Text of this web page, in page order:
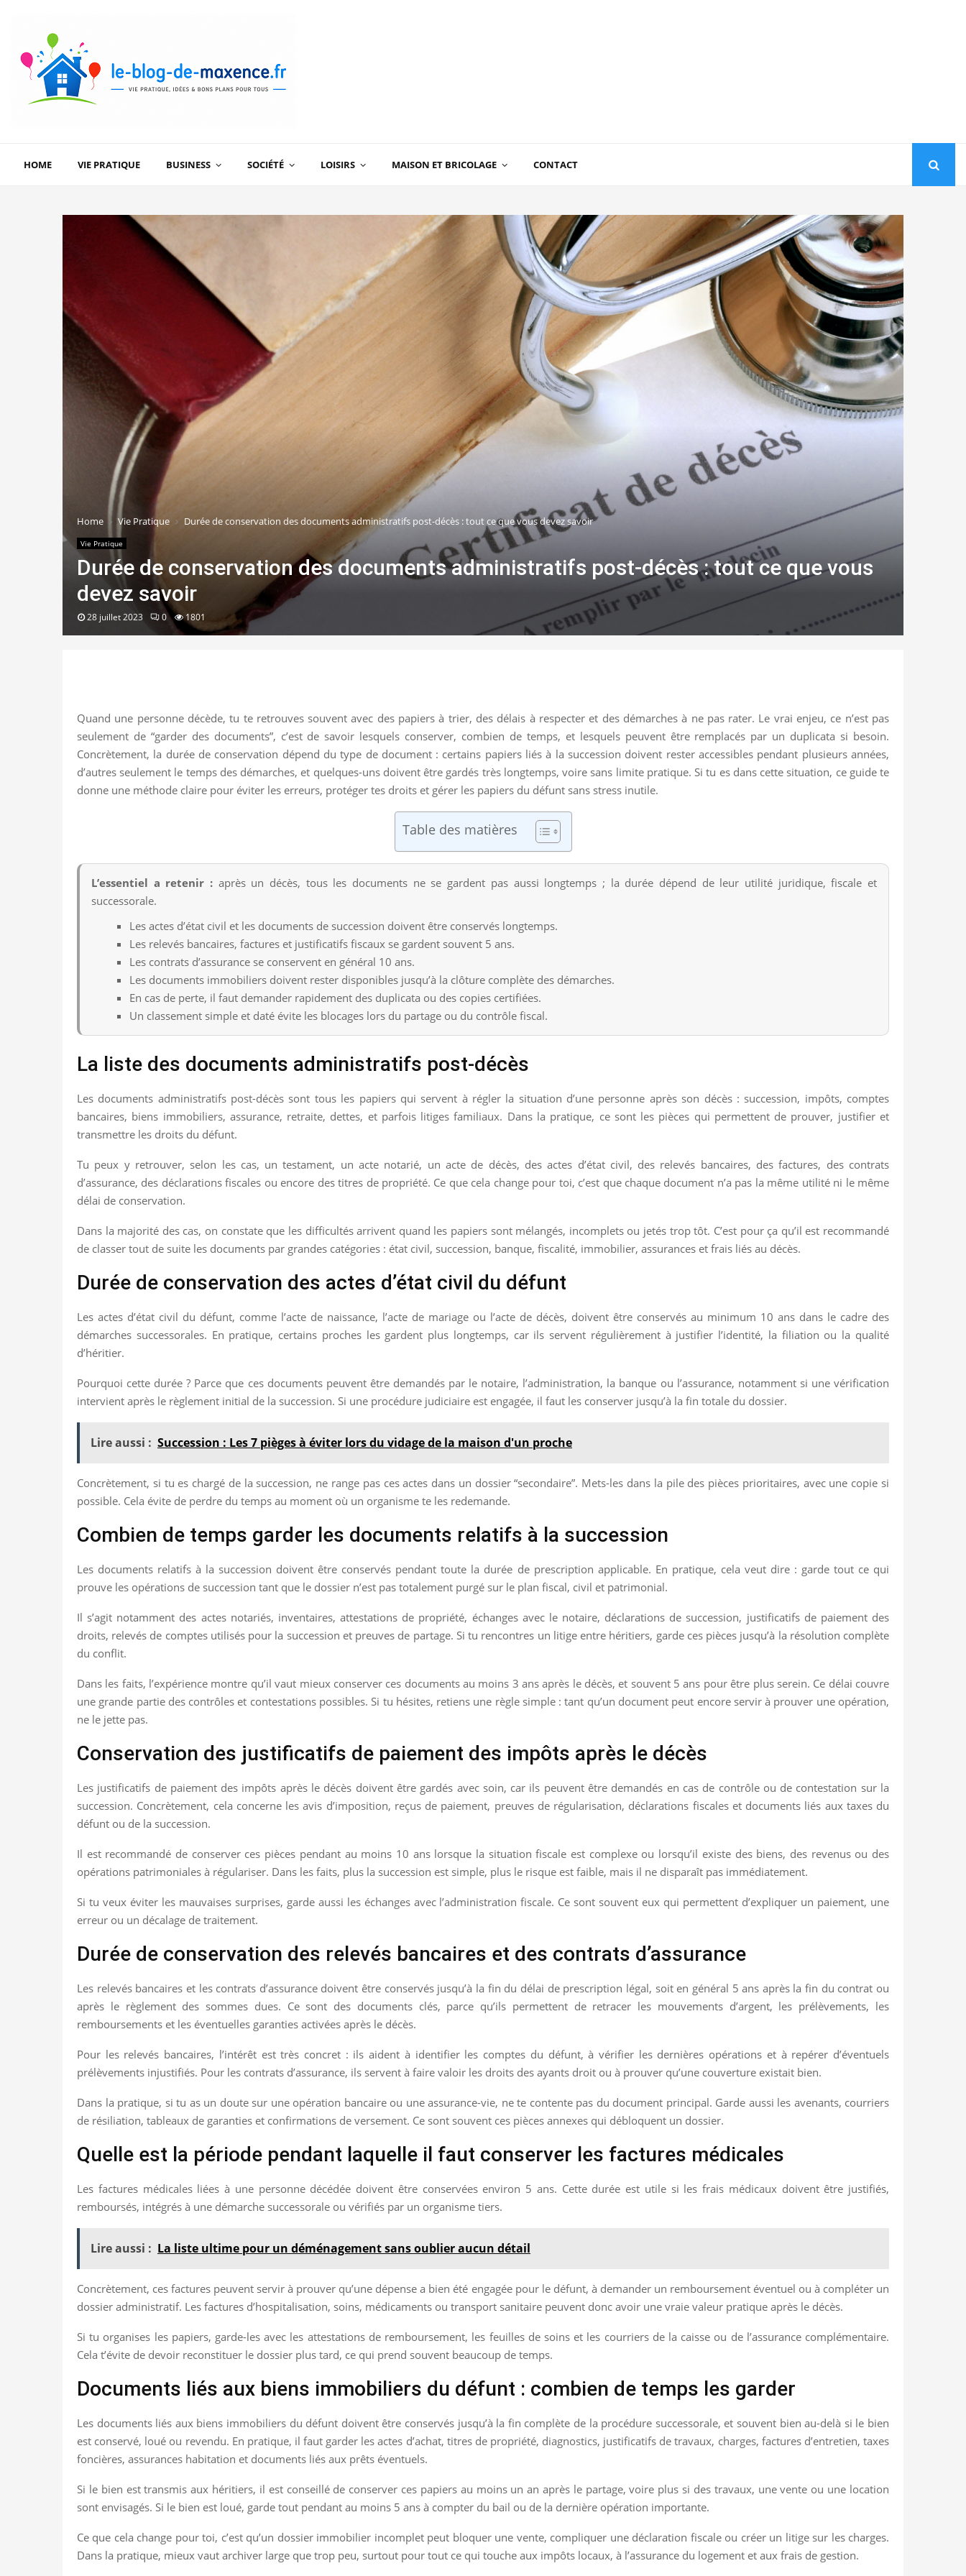
HOME VIE PRATIQUE BUSINESS SOCIÉTÉ LOISIRS MAISON ET BRICOLAGE CONTACT
Home Vie Pratique Durée de conservation des documents administratifs post-décès : tout ce que vous devez savoir
Vie Pratique
Durée de conservation des documents administratifs post-décès : tout ce que vous
devez savoir
28 juillet 2023 0 1801
Quand une personne décède, tu te retrouves souvent avec des papiers à trier, des délais à respecter et des démarches à ne pas rater. Le vrai enjeu, ce n’est pas
seulement de “garder des documents”, c’est de savoir lesquels conserver, combien de temps, et lesquels peuvent être remplacés par un duplicata si besoin.
Concrètement, la durée de conservation dépend du type de document : certains papiers liés à la succession doivent rester accessibles pendant plusieurs années,
d’autres seulement le temps des démarches, et quelques-uns doivent être gardés très longtemps, voire sans limite pratique. Si tu es dans cette situation, ce guide te
donne une méthode claire pour éviter les erreurs, protéger tes droits et gérer les papiers du défunt sans stress inutile.
Table des matières
L’essentiel a retenir : après un décès, tous les documents ne se gardent pas aussi longtemps ; la durée dépend de leur utilité juridique, fiscale et
successorale.
Les actes d’état civil et les documents de succession doivent être conservés longtemps.
Les relevés bancaires, factures et justificatifs fiscaux se gardent souvent 5 ans.
Les contrats d’assurance se conservent en général 10 ans.
Les documents immobiliers doivent rester disponibles jusqu’à la clôture complète des démarches.
En cas de perte, il faut demander rapidement des duplicata ou des copies certifiées.
Un classement simple et daté évite les blocages lors du partage ou du contrôle fiscal.
La liste des documents administratifs post-décès
Les documents administratifs post-décès sont tous les papiers qui servent à régler la situation d’une personne après son décès : succession, impôts, comptes
bancaires, biens immobiliers, assurance, retraite, dettes, et parfois litiges familiaux. Dans la pratique, ce sont les pièces qui permettent de prouver, justifier et
transmettre les droits du défunt.
Tu peux y retrouver, selon les cas, un testament, un acte notarié, un acte de décès, des actes d’état civil, des relevés bancaires, des factures, des contrats
d’assurance, des déclarations fiscales ou encore des titres de propriété. Ce que cela change pour toi, c’est que chaque document n’a pas la même utilité ni le même
délai de conservation.
Dans la majorité des cas, on constate que les difficultés arrivent quand les papiers sont mélangés, incomplets ou jetés trop tôt. C’est pour ça qu’il est recommandé
de classer tout de suite les documents par grandes catégories : état civil, succession, banque, fiscalité, immobilier, assurances et frais liés au décès.
Durée de conservation des actes d’état civil du défunt
Les actes d’état civil du défunt, comme l’acte de naissance, l’acte de mariage ou l’acte de décès, doivent être conservés au minimum 10 ans dans le cadre des
démarches successorales. En pratique, certains proches les gardent plus longtemps, car ils servent régulièrement à justifier l’identité, la filiation ou la qualité
d’héritier.
Pourquoi cette durée ? Parce que ces documents peuvent être demandés par le notaire, l’administration, la banque ou l’assurance, notamment si une vérification
intervient après le règlement initial de la succession. Si une procédure judiciaire est engagée, il faut les conserver jusqu’à la fin totale du dossier.
Lire aussi : Succession : Les 7 pièges à éviter lors du vidage de la maison d'un proche
Concrètement, si tu es chargé de la succession, ne range pas ces actes dans un dossier “secondaire”. Mets-les dans la pile des pièces prioritaires, avec une copie si
possible. Cela évite de perdre du temps au moment où un organisme te les redemande.
Combien de temps garder les documents relatifs à la succession
Les documents relatifs à la succession doivent être conservés pendant toute la durée de prescription applicable. En pratique, cela veut dire : garde tout ce qui
prouve les opérations de succession tant que le dossier n’est pas totalement purgé sur le plan fiscal, civil et patrimonial.
Il s’agit notamment des actes notariés, inventaires, attestations de propriété, échanges avec le notaire, déclarations de succession, justificatifs de paiement des
droits, relevés de comptes utilisés pour la succession et preuves de partage. Si tu rencontres un litige entre héritiers, garde ces pièces jusqu’à la résolution complète
du conflit.
Dans les faits, l’expérience montre qu’il vaut mieux conserver ces documents au moins 3 ans après le décès, et souvent 5 ans pour être plus serein. Ce délai couvre
une grande partie des contrôles et contestations possibles. Si tu hésites, retiens une règle simple : tant qu’un document peut encore servir à prouver une opération,
ne le jette pas.
Conservation des justificatifs de paiement des impôts après le décès
Les justificatifs de paiement des impôts après le décès doivent être gardés avec soin, car ils peuvent être demandés en cas de contrôle ou de contestation sur la
succession. Concrètement, cela concerne les avis d’imposition, reçus de paiement, preuves de régularisation, déclarations fiscales et documents liés aux taxes du
défunt ou de la succession.
Il est recommandé de conserver ces pièces pendant au moins 10 ans lorsque la situation fiscale est complexe ou lorsqu’il existe des biens, des revenus ou des
opérations patrimoniales à régulariser. Dans les faits, plus la succession est simple, plus le risque est faible, mais il ne disparaît pas immédiatement.
Si tu veux éviter les mauvaises surprises, garde aussi les échanges avec l’administration fiscale. Ce sont souvent eux qui permettent d’expliquer un paiement, une
erreur ou un décalage de traitement.
Durée de conservation des relevés bancaires et des contrats d’assurance
Les relevés bancaires et les contrats d’assurance doivent être conservés jusqu’à la fin du délai de prescription légal, soit en général 5 ans après la fin du contrat ou
après le règlement des sommes dues. Ce sont des documents clés, parce qu’ils permettent de retracer les mouvements d’argent, les prélèvements, les
remboursements et les éventuelles garanties activées après le décès.
Pour les relevés bancaires, l’intérêt est très concret : ils aident à identifier les comptes du défunt, à vérifier les dernières opérations et à repérer d’éventuels
prélèvements injustifiés. Pour les contrats d’assurance, ils servent à faire valoir les droits des ayants droit ou à prouver qu’une couverture existait bien.
Dans la pratique, si tu as un doute sur une opération bancaire ou une assurance-vie, ne te contente pas du document principal. Garde aussi les avenants, courriers
de résiliation, tableaux de garanties et confirmations de versement. Ce sont souvent ces pièces annexes qui débloquent un dossier.
Quelle est la période pendant laquelle il faut conserver les factures médicales
Les factures médicales liées à une personne décédée doivent être conservées environ 5 ans. Cette durée est utile si les frais médicaux doivent être justifiés,
remboursés, intégrés à une démarche successorale ou vérifiés par un organisme tiers.
Lire aussi : La liste ultime pour un déménagement sans oublier aucun détail
Concrètement, ces factures peuvent servir à prouver qu’une dépense a bien été engagée pour le défunt, à demander un remboursement éventuel ou à compléter un
dossier administratif. Les factures d’hospitalisation, soins, médicaments ou transport sanitaire peuvent donc avoir une vraie valeur pratique après le décès.
Si tu organises les papiers, garde-les avec les attestations de remboursement, les feuilles de soins et les courriers de la caisse ou de l’assurance complémentaire.
Cela t’évite de devoir reconstituer le dossier plus tard, ce qui prend souvent beaucoup de temps.
Documents liés aux biens immobiliers du défunt : combien de temps les garder
Les documents liés aux biens immobiliers du défunt doivent être conservés jusqu’à la fin complète de la procédure successorale, et souvent bien au-delà si le bien
est conservé, loué ou revendu. En pratique, il faut garder les actes d’achat, titres de propriété, diagnostics, justificatifs de travaux, charges, factures d’entretien, taxes
foncières, assurances habitation et documents liés aux prêts éventuels.
Si le bien est transmis aux héritiers, il est conseillé de conserver ces papiers au moins un an après le partage, voire plus si des travaux, une vente ou une location
sont envisagés. Si le bien est loué, garde tout pendant au moins 5 ans à compter du bail ou de la dernière opération importante.
Ce que cela change pour toi, c’est qu’un dossier immobilier incomplet peut bloquer une vente, compliquer une déclaration fiscale ou créer un litige sur les charges.
Dans la pratique, mieux vaut archiver large que trop peu, surtout pour tout ce qui touche aux impôts locaux, à l’assurance du logement et aux frais de gestion.